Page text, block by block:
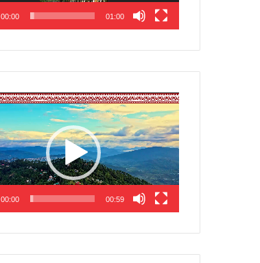
00:00 01:00
00:00 00:59